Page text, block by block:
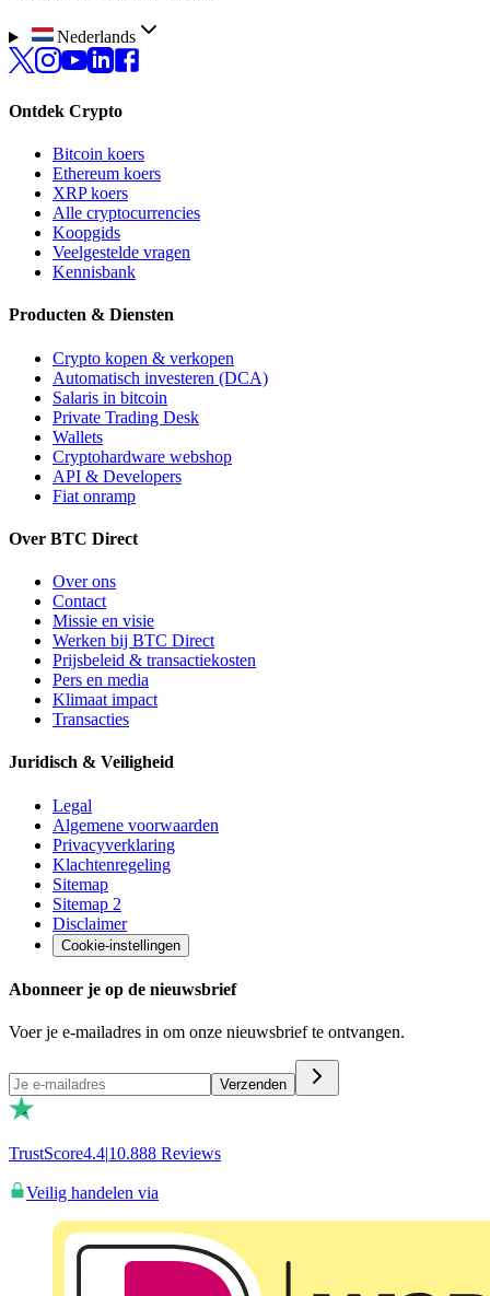
Nederlands
Ontdek Crypto
Bitcoin koers
Ethereum koers
XRP koers
Alle cryptocurrencies
Koopgids
Veelgestelde vragen
Kennisbank
Producten & Diensten
Crypto kopen & verkopen
Automatisch investeren (DCA)
Salaris in bitcoin
Private Trading Desk
Wallets
Cryptohardware webshop
API & Developers
Fiat onramp
Over BTC Direct
Over ons
Contact
Missie en visie
Werken bij BTC Direct
Prijsbeleid & transactiekosten
Pers en media
Klimaat impact
Transacties
Juridisch & Veiligheid
Legal
Algemene voorwaarden
Privacyverklaring
Klachtenregeling
Sitemap
Sitemap 2
Disclaimer
Cookie-instellingen
Abonneer je op de nieuwsbrief
Voer je e-mailadres in om onze nieuwsbrief te ontvangen.
Verzenden
TrustScore4.4|10.888 Reviews
Veilig handelen via